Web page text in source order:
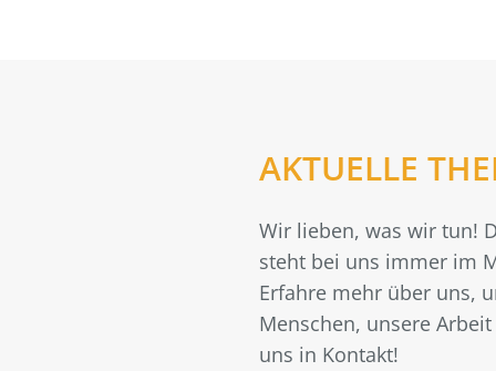
AKTUELLE
Wir lieben, was wir tun!
steht bei uns immer im
Erfahre mehr über uns,
Menschen, unsere
uns in Kontakt!